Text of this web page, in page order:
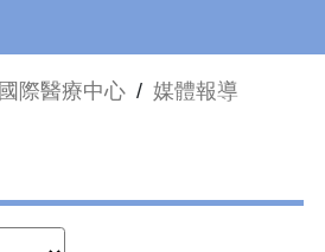
國際醫療中心 / 媒體報導